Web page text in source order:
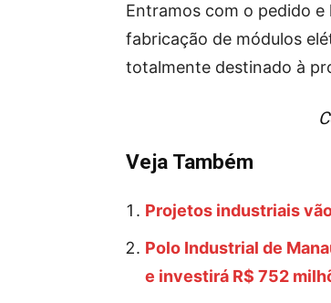
Entramos com o pedido
fabricação de módulos
totalmente destinado à
Veja Também
Projetos industriais
Polo Industrial de
e investirá R$ 752